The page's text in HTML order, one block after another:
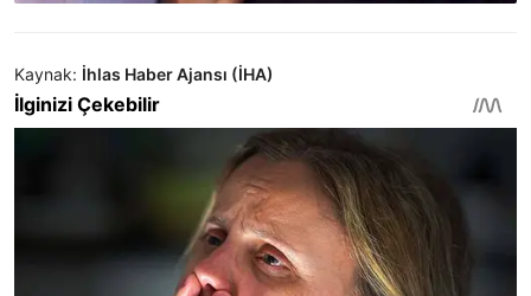
Kaynak: İhlas Haber Ajansı (İHA)